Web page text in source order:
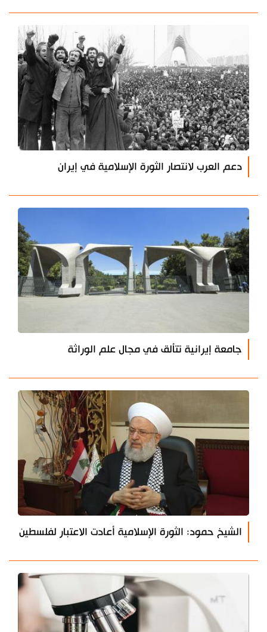
دعم العرب لانتصار الثورة الإسلامية في إيران
جامعة إيرانية تتألق في مجال علم الوراثة
الشيخ حمود: الثورة الإسلامية أعادت الاعتبار لفلسطين